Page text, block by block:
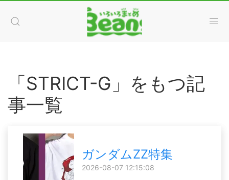
「STRICT-G」をもつ記
事一覧
ガンダムZZ特集
2026-08-07 12:15:08